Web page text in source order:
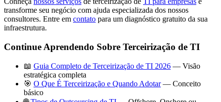
transforme seu negócio com ajuda especializada dos nossos
consultores. Entre em contato para um diagnóstico gratuito da sua
infraestrutura.
Continue Aprendendo Sobre Terceirização de TI
📖 Guia Completo de Terceirização de TI 2026 — Visão
estratégica completa
🎯 O Que É Terceirização e Quando Adotar— Conceito
básico